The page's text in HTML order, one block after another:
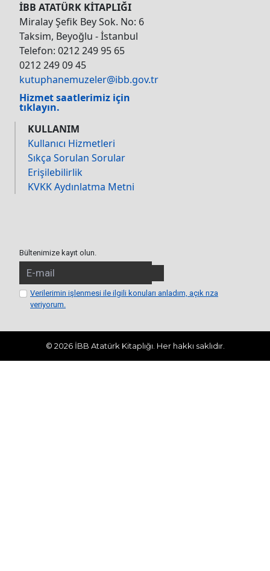
İBB ATATÜRK KİTAPLIĞI
Miralay Şefik Bey Sok. No: 6
Taksim, Beyoğlu - İstanbul
Telefon: 0212 249 95 65
0212 249 09 45
kutuphanemuzeler@ibb.gov.tr
Hizmet saatlerimiz için
tıklayın.
KULLANIM
Kullanıcı Hizmetleri
Sıkça Sorulan Sorular
Erişilebilirlik
KVKK Aydınlatma Metni
Bültenimize kayıt olun.
Verilerimin işlenmesi ile ilgili konuları anladım, açık rıza
veriyorum.
© 2026 İBB Atatürk Kitaplığı. Her hakkı saklıdır.